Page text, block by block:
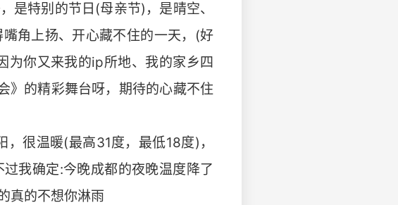
是特别的节日(母亲节)，是晴空、
角上扬、开心藏不住的一天，(好
为你又来我的ip所地、我的家乡四
》的精彩舞台呀，期待的心藏不住
很温暖(最高31度，最低18度)，
我确定:今晚成都的夜晚温度降了
真的不想你淋雨